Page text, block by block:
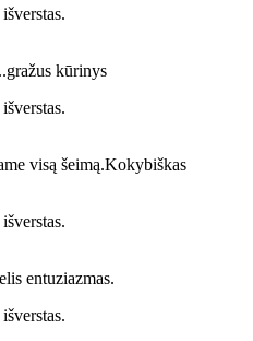
kūrinys
visą šeimą.Kokybiškas
entuziazmas.